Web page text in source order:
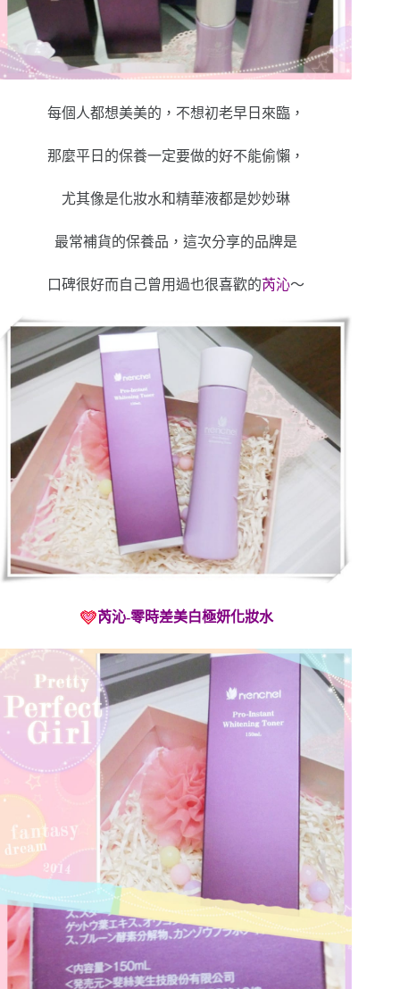
每個人都想美美的，不想初老早日來臨，
那麼平日的保養一定要做的好不能偷懶，
尤其像是化妝水和精華液都是妙妙琳
最常補貨的保養品，這次分享的品牌是
口碑很好而自己曾用過也很喜歡的芮沁～
芮沁-零時差美白極妍化妝水